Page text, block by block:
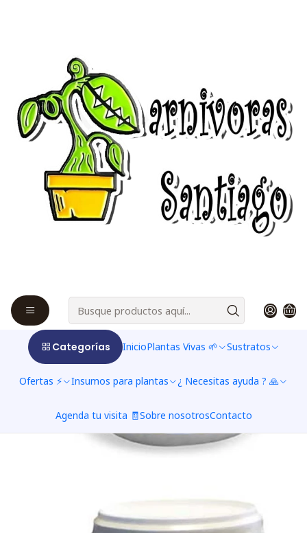
Categorías InicioPlantas Vivas 🌱 Sustratos
Ofertas ⚡ Insumos para plantas ¿ Necesitas ayuda ? 🙏
Agenda tu visita 🧾Sobre nosotrosContacto